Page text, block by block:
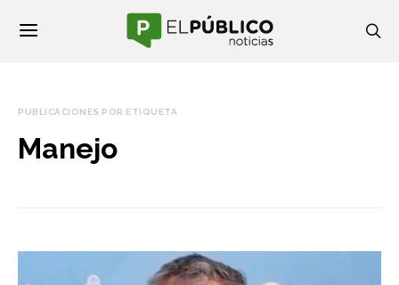
PUBLICACIONES POR ETIQUETA
Manejo